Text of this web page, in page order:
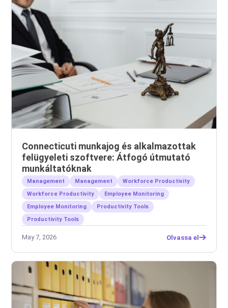
Connecticuti munkajog és alkalmazottak
felügyeleti szoftvere: Átfogó útmutató
munkáltatóknak
Management Management
Workforce Productivity
Workforce Productivity
Employee Monitoring
Employee Monitoring
Productivity Tools
Productivity Tools
May 7, 2026 Olvassa el